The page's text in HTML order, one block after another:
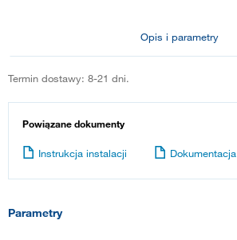
Opis i parametry
Termin dostawy: 8-21 dni.
Powiązane dokumenty
Instrukcja instalacji Dokumentacja
Parametry